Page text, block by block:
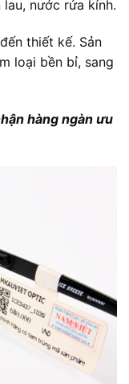
nước rửa kính.
thiết kế. Sản
loại bền bỉ, sang
hàng ngàn ưu